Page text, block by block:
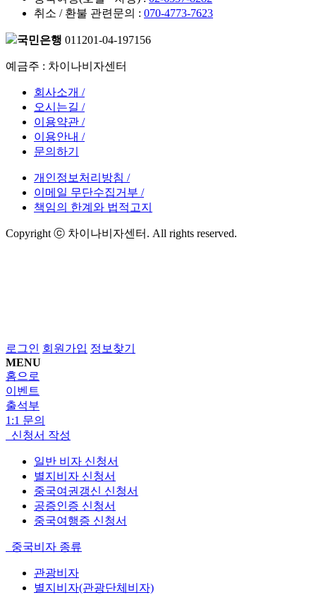
취소 / 환불 관련문의 : 070-4773-7623
국민은행 011201-04-197156
예금주 : 차이나비자센터
회사소개 /
오시는길 /
이용약관 /
이용안내 /
문의하기
개인정보처리방침 /
이메일 무단수집거부 /
책임의 한계와 법적고지
Copyright ⓒ 차이나비자센터. All rights reserved.
로그인 회원가입 정보찾기
MENU
홈으로
이벤트
출석부
1:1 문의
신청서 작성
일반 비자 신청서
별지비자 신청서
중국여권갱신 신청서
공증인증 신청서
중국여행증 신청서
중국비자 종류
관광비자
별지비자(관광단체비자)